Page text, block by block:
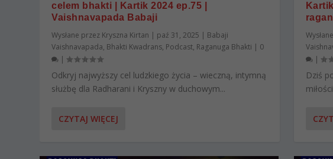
celem bhakti | Kartik 2024 ep.75 |
Vaishnavapada Babaji
Wysłane przez Kryszna Kirtan | paź 31, 2025 | Babaji
Vaishnavapada, Bhakti Kwadrans, Podcast, Raganuga Bhakti | 0
|
Odkryj najwyższy cel ludzkiego życia – wieczną, intymną
służbę dla Radharani i Kryszny w duchowym...
CZYTAJ WIĘCEJ
|
Dziś